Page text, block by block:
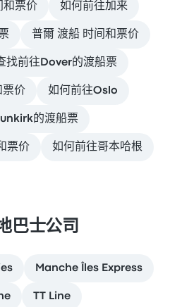
和票价 如何前往加来
普爾 渡船 时间和票价
找前往Dover的渡船票
票价 如何前往Oslo
的渡船票
票价 如何前往哥本哈根
巴士公司
Manche Îles Express
TT Line